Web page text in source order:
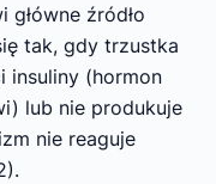
źródło
tak, gdy trzustka
insuliny (hormon
lub nie produkuje
nie reaguje